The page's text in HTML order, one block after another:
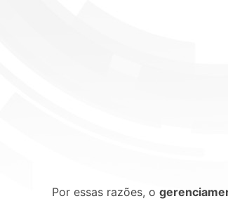
Por essas razões, o